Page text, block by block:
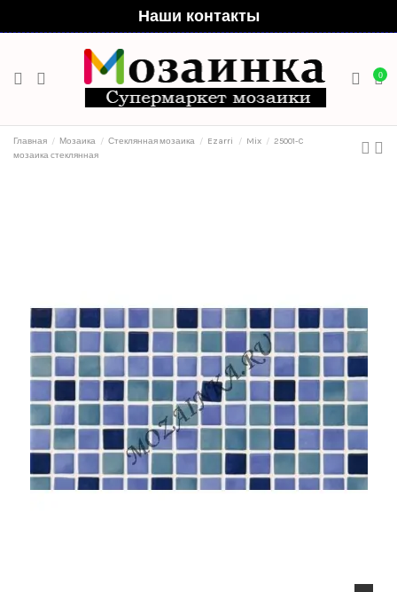
Наши контакты
0
Главная Мозаика Стеклянная мозаика Ezarri Mix
25001-C
мозаика стеклянная